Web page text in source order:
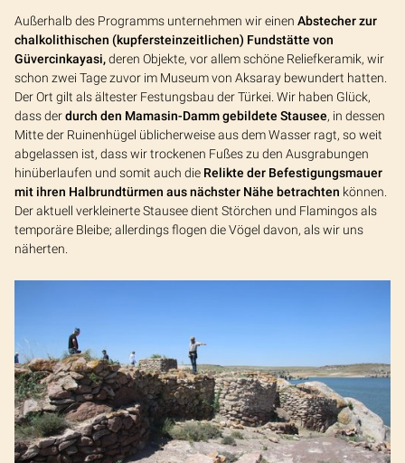
Außerhalb des Programms unternehmen wir einen Abstecher zur
chalkolithischen (kupfersteinzeitlichen) Fundstätte von
Güvercinkayasi,deren Objekte, vor allem schöne Reliefkeramik, wir
schon zwei Tage zuvor im Museum von Aksaray bewundert hatten.
Der Ort gilt als ältester Festungsbau der Türkei. Wir haben Glück,
dass derdurch den Mamasin-Damm gebildete Stausee, in dessen
Mitte der Ruinenhügel üblicherweise aus dem Wasser ragt, so weit
abgelassen ist, dass wir trockenen Fußes zu den Ausgrabungen
hinüberlaufen und somit auch die Relikte der Befestigungsmauer
mit ihren Halbrundtürmen aus nächster Nähe betrachten können.
Der aktuell verkleinerte Stausee dient Störchen und Flamingos als
temporäre Bleibe; allerdings flogen die Vögel davon, als wir uns
näherten.